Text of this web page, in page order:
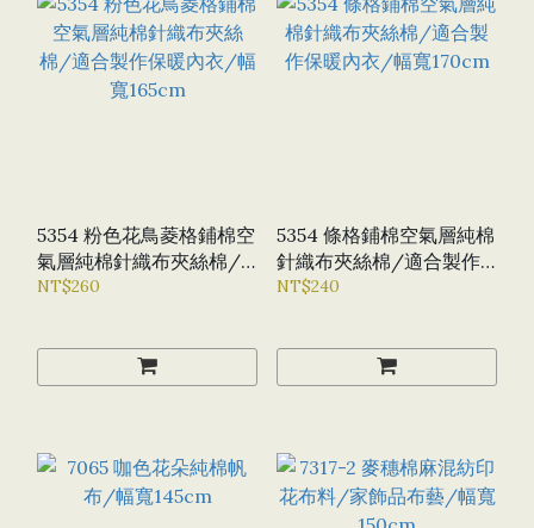
5354 粉色花鳥菱格鋪棉空
氣層純棉針織布夾絲棉/
適合製作保暖內衣/幅寬
NT$260
5354 條格鋪棉空氣層純棉
針織布夾絲棉/適合製作
保暖內衣/幅寬170CM
NT$240